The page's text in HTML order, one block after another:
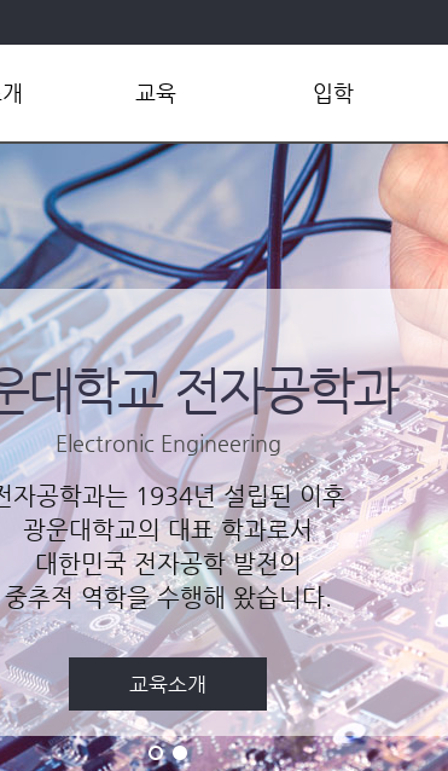
말
처
교육
학부
공학인증
교육환경
실험통합웹
입학
학부
대학원
대학교 전자공학과
Electronic Engineering
자공학과는 1934년 설립된 이후
광운대학교의 대표 학과로서
대한민국 전자공학 발전의
중추적 역학을 수행해 왔습니다.
교육소개